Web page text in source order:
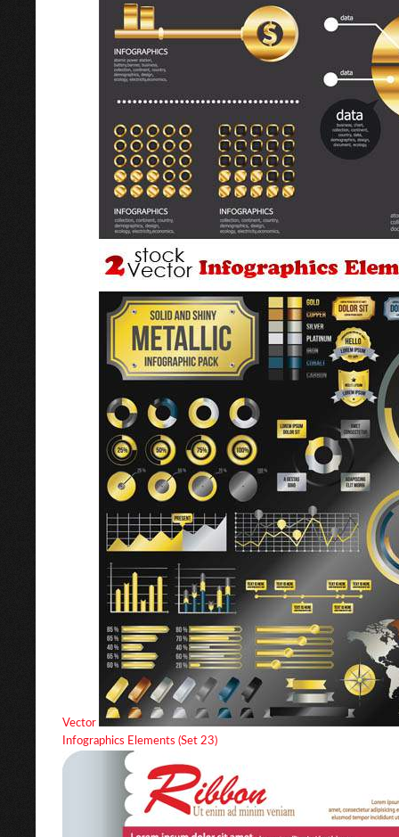
Vector
Infographics Elements (Set 23)